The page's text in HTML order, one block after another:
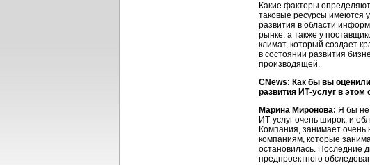
Какие факторы
таковые ресурсы имеются
развития в области
рынке, а также у
климат, который создает
в состоянии развития
производящей.
CNews: Как бы вы
развития ИТ-услуг в этом
Марина Миронова: Я бы не
ИТ-услуг очень широк, и
Компания, занимает
компаниям, которые
остановилась. Последние
предпроектного